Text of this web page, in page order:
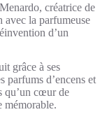
créatrice de
la parfumeuse
d’un
grâce à ses
parfums d’encens et
qu’un cœur de
mémorable.